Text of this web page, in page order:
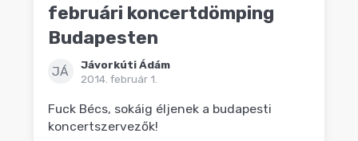
februári koncertdömping
Budapesten
JÁ
Jávorkúti Ádám
2014. február 1.
Fuck Bécs, sokáig éljenek a budapesti
koncertszervezők!